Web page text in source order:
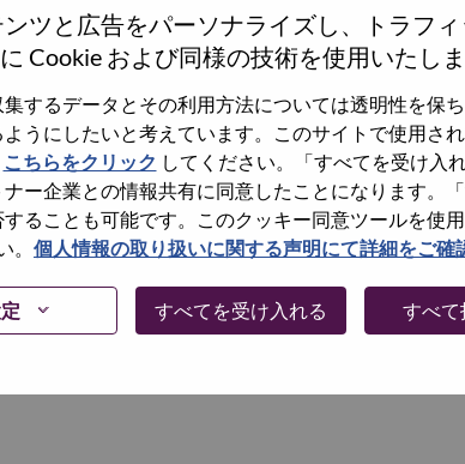
ツと広告をパーソナライズし、トラフ
Cookie および同様の技術を使用いたしま
するデータとその利用方法については透明性を保
うにしたいと考えています。このサイトで使用さ
こちらをクリック してください。「すべてを受け入
ー企業との情報共有に同意したことになります。
ることも可能です。このクッキー同意ツールを使
。 個人情報の取り扱いに関する声明にて詳細をご確
すべてを受け入れる すべて